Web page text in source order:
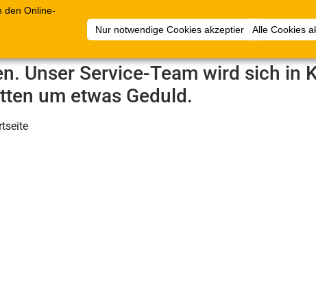
den Online-
Nur notwendige Cookies akzeptierenAlle Cookies
Artikelsammlungen
Unser Service-Team wird sich in
um etwas Geduld.